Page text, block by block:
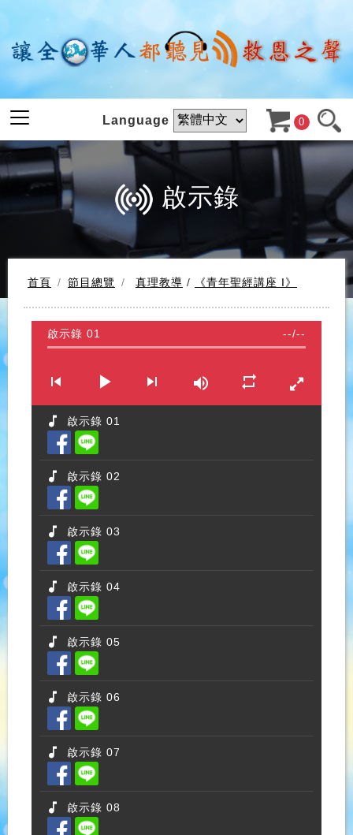
Language 0
啟示錄
首頁 節目總覽 真理教導 / 《青年聖經講座 I》
啟示錄 01 --/--
啟示錄 01
啟示錄 02
啟示錄 03
啟示錄 04
啟示錄 05
啟示錄 06
啟示錄 07
啟示錄 08